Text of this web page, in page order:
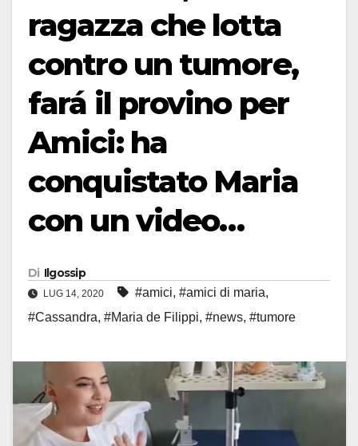
ragazza che lotta
contro un tumore,
fará il provino per
Amici: ha
conquistato Maria
con un video…
Di Ilgossip
LUG 14, 2020 #amici, #amici di maria,
#Cassandra, #Maria de Filippi, #news, #tumore